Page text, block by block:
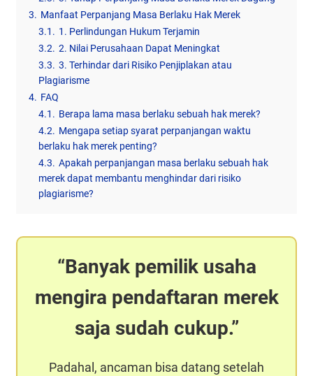
3. Manfaat Perpanjang Masa Berlaku Hak Merek
3.1. 1. Perlindungan Hukum Terjamin
3.2. 2. Nilai Perusahaan Dapat Meningkat
3.3. 3. Terhindar dari Risiko Penjiplakan atau
Plagiarisme
4. FAQ
4.1. Berapa lama masa berlaku sebuah hak merek?
4.2. Mengapa setiap syarat perpanjangan waktu
berlaku hak merek penting?
4.3. Apakah perpanjangan masa berlaku sebuah hak
merek dapat membantu menghindar dari risiko
plagiarisme?
Banyak pemilik usaha
mengira pendaftaran merek
saja sudah cukup.
Padahal, ancaman bisa datang setelah